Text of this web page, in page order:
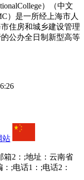
）（中文
）是一所经上海市人
住房和城乡建设管理
公办全日制新型高等
站
箱2：;地址：云南省
;电话1：;电话2：